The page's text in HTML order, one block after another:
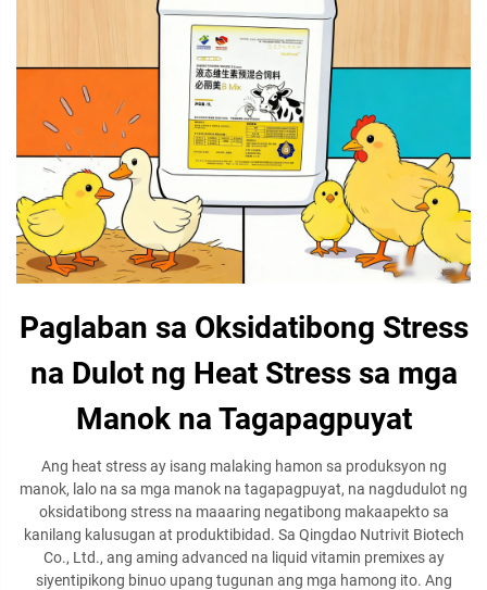
Paglaban sa Oksidatibong Stress
na Dulot ng Heat Stress sa mga
Manok na Tagapagpuyat
Ang heat stress ay isang malaking hamon sa produksyon ng
manok, lalo na sa mga manok na tagapagpuyat, na nagdudulot ng
oksidatibong stress na maaaring negatibong makaapekto sa
kanilang kalusugan at produktibidad. Sa Qingdao Nutrivit Biotech
Co., Ltd., ang aming advanced na liquid vitamin premixes ay
siyentipikong binuo upang tugunan ang mga hamong ito. Ang